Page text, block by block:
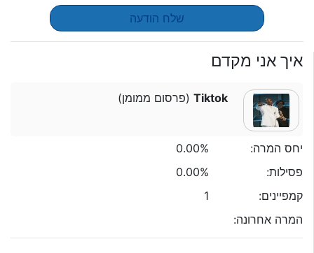
שלח הודעה
איך אני מקדם
Tiktok(פרסום ממומן)
יחס המרה:
0.00%
פסילות:
0.00%
קמפיינים:
1
המרה אחרונה: